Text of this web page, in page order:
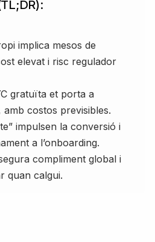
implica mesos de
elevat i risc regulador
gratuïta et porta a
costos previsibles.
impulsen la conversió i
a l’onboarding.
compliment global i
quan calgui.